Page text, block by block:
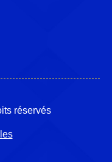
réservés